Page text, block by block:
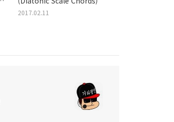
2017.02.11